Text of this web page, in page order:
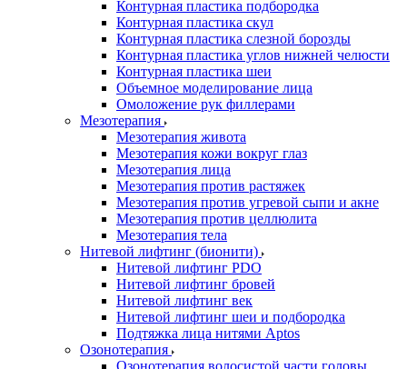
Контурная пластика подбородка
Контурная пластика скул
Контурная пластика слезной борозды
Контурная пластика углов нижней челюсти
Контурная пластика шеи
Объемное моделирование лица
Омоложение рук филлерами
Мезотерапия
Мезотерапия живота
Мезотерапия кожи вокруг глаз
Мезотерапия лица
Мезотерапия против растяжек
Мезотерапия против угревой сыпи и акне
Мезотерапия против целлюлита
Мезотерапия тела
Нитевой лифтинг (бионити)
Нитевой лифтинг PDO
Нитевой лифтинг бровей
Нитевой лифтинг век
Нитевой лифтинг шеи и подбородка
Подтяжка лица нитями Aptos
Озонотерапия
Озонотерапия волосистой части головы